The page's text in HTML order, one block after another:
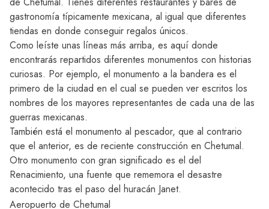
gastronomía típicamente mexicana, al igual que diferentes
tiendas en donde conseguir regalos únicos.
Como leíste unas líneas más arriba, es aquí donde
encontrarás repartidos diferentes monumentos con historias
curiosas. Por ejemplo, el monumento a la bandera es el
primero de la ciudad en el cual se pueden ver escritos los
nombres de los mayores representantes de cada una de las
guerras mexicanas.
También está el monumento al pescador, que al contrario
que el anterior, es de reciente construcción en Chetumal.
Otro monumento con gran significado es el del
Renacimiento, una fuente que rememora el desastre
acontecido tras el paso del huracán Janet.
Aeropuerto de Chetumal